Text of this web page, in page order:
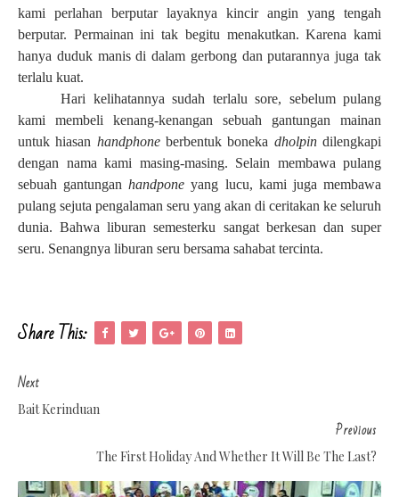
kami perlahan berputar layaknya kincir angin yang tengah
berputar. Permainan ini tak begitu menakutkan. Karena kami
hanya duduk manis di dalam gerbong dan putarannya juga tak
terlalu kuat.
Hari kelihatannya sudah terlalu sore, sebelum pulang
kami membeli kenang-kenangan sebuah gantungan mainan
untuk hiasan handphoneberbentuk boneka dholpindilengkapi
dengan nama kami masing-masing. Selain membawa pulang
sebuah gantunganhandponeyang lucu, kami juga membawa
pulang sejuta pengalaman seru yang akan di ceritakan ke seluruh
dunia. Bahwa liburan semesterku sangat berkesan dan super
seru. Senangnya liburan seru bersama sahabat tercinta.
Share This:
Next
Bait Kerinduan
Previous
The First Holiday And Whether It Will Be The Last?